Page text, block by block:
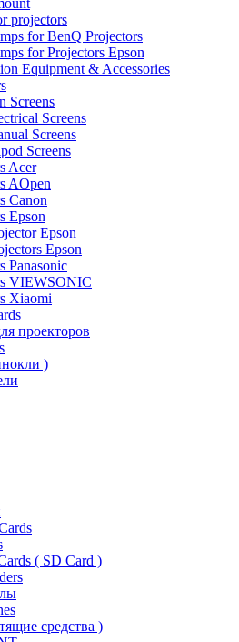
projectors
for BenQ Projectors
for Projectors Epson
Equipment & Accessories
Screens
Screens
Screens
Screens
Acer
AOpen
Canon
Epson
Epson
Epson
Panasonic
VIEWSONIC
Xiaomi
проекторов
)
( SD Card )
средства )